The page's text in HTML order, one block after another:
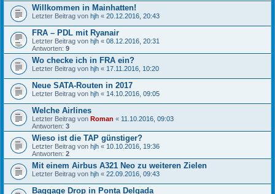
Willkommen in Mainhatten!
Letzter Beitrag von hjh « 20.12.2016, 20:43
FRA – PDL mit Ryanair
Letzter Beitrag von hjh « 08.12.2016, 20:31
Antworten: 9
Wo checke ich in FRA ein?
Letzter Beitrag von hjh « 17.11.2016, 10:20
Neue SATA-Routen in 2017
Letzter Beitrag von hjh « 14.10.2016, 09:05
Welche Airlines
Letzter Beitrag von Roman « 11.10.2016, 09:03
Antworten: 3
Wieso ist die TAP günstiger?
Letzter Beitrag von hjh « 10.10.2016, 19:36
Antworten: 2
Mit einem Airbus A321 Neo zu weiteren Zielen
Letzter Beitrag von hjh « 22.09.2016, 09:43
Baggage Drop in Ponta Delgada